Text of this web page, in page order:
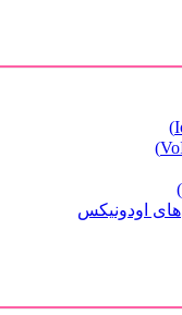
اودونیکس